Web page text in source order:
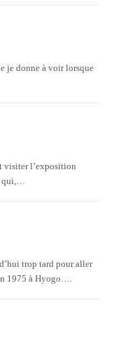
je donne à voir lorsque
visiter l’exposition
trop tard pour aller
1975 à Hyogo….